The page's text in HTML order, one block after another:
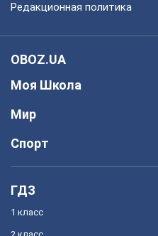
Редакционная политика
OBOZ.UA
Моя Школа
Мир
Спорт
ГДЗ
1 класс